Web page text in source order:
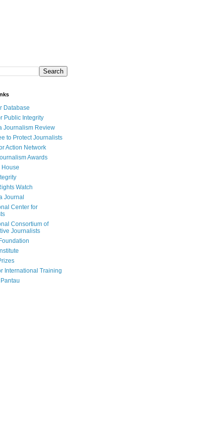
Database
Public Integrity
Journalism Review
to Protect Journalists
Action Network
Awards
House
Watch
Journal
Center for
Consortium of
Journalists
International Training